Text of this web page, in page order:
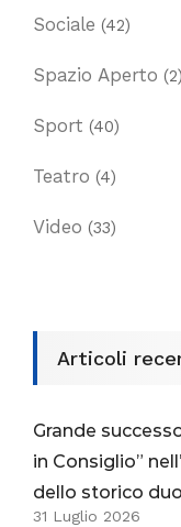
Sociale (42)
Spazio Aperto (2)
Sport (40)
Teatro (4)
Video (33)
Articoli
Grande
in Consiglio”
dello storico
31 Luglio 2026